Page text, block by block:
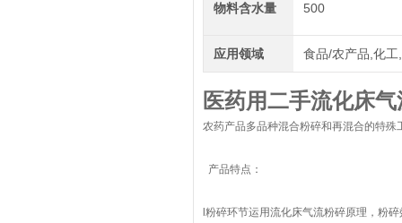
物料含水量 500
应用领域 食品/农产品,化
医药用二手流化床
农药产品多品种混合粉碎和再混合的特
产品特点：
l粉碎环节运用流化床气流粉碎原理，粉